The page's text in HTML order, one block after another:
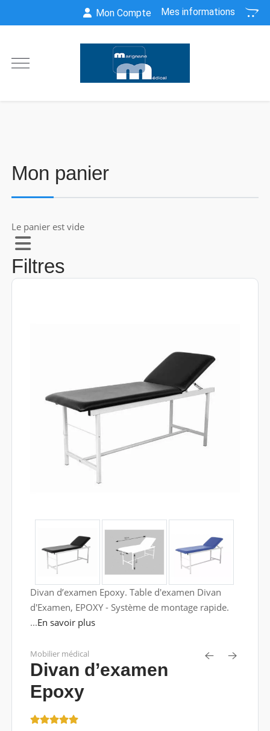
Mon Compte Mes informations
Mon panier
Le panier est vide
Filtres
Divan d’examen Epoxy. Table d'examen Divan
d'Examen, EPOXY - Système de montage rapide.
...En savoir plus
Mobilier médical
Divan d’examen
Epoxy